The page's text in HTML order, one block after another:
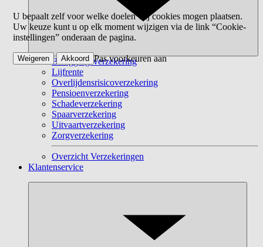
Beleggingsverzekering
Lijfrente
Overlijdensrisicoverzekering
Pensioenverzekering
Schadeverzekering
Spaarverzekering
Uitvaartverzekering
Zorgverzekering
Overzicht Verzekeringen
Klantenservice
U bepaalt zelf voor welke doelen wij cookies mogen plaatsen.
Uw keuze kunt u op elk moment wijzigen via de link “Cookie-
instellingen” onderaan de pagina.
Pas voorkeuren aan
Weigeren Akkoord